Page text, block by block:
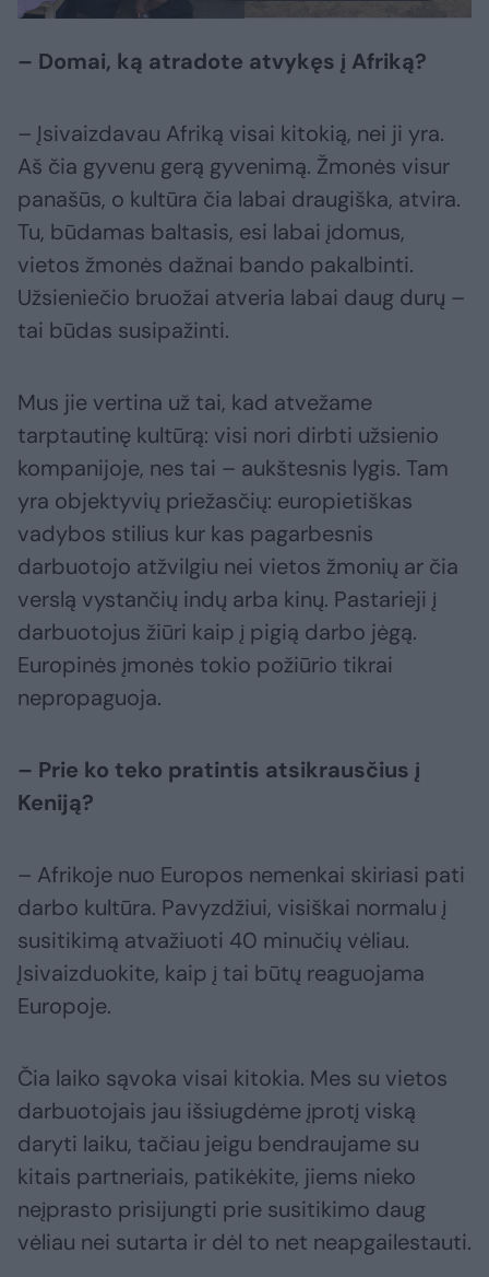
– Domai, ką atradote atvykęs į Afriką?
– Įsivaizdavau Afriką visai kitokią, nei ji yra.
Aš čia gyvenu gerą gyvenimą. Žmonės visur
panašūs, o kultūra čia labai draugiška, atvira.
Tu, būdamas baltasis, esi labai įdomus,
vietos žmonės dažnai bando pakalbinti.
Užsieniečio bruožai atveria labai daug durų –
tai būdas susipažinti.
Mus jie vertina už tai, kad atvežame
tarptautinę kultūrą: visi nori dirbti užsienio
kompanijoje, nes tai – aukštesnis lygis. Tam
yra objektyvių priežasčių: europietiškas
vadybos stilius kur kas pagarbesnis
darbuotojo atžvilgiu nei vietos žmonių ar čia
verslą vystančių indų arba kinų. Pastarieji į
darbuotojus žiūri kaip į pigią darbo jėgą.
Europinės įmonės tokio požiūrio tikrai
nepropaguoja.
– Prie ko teko pratintis atsikrausčius į
Keniją?
– Afrikoje nuo Europos nemenkai skiriasi pati
darbo kultūra. Pavyzdžiui, visiškai normalu į
susitikimą atvažiuoti 40 minučių vėliau.
Įsivaizduokite, kaip į tai būtų reaguojama
Europoje.
Čia laiko sąvoka visai kitokia. Mes su vietos
darbuotojais jau išsiugdėme įprotį viską
daryti laiku, tačiau jeigu bendraujame su
kitais partneriais, patikėkite, jiems nieko
neįprasto prisijungti prie susitikimo daug
vėliau nei sutarta ir dėl to net neapgailestauti.